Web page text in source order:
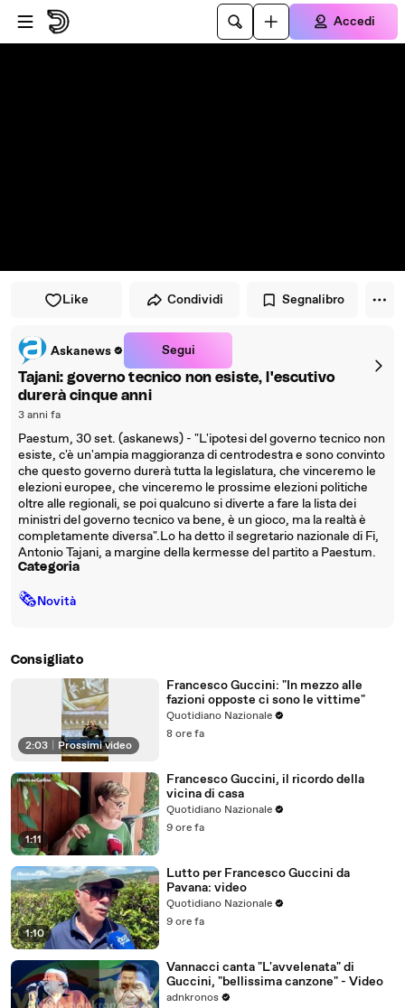
Vai al lettore
Passa al contenuto principale
Accedi
Like Condividi Segnalibro
Askanews Segui
Tajani: governo tecnico non esiste, l'escutivo
durerà cinque anni
3 anni fa
Paestum, 30 set. (askanews) - "L'ipotesi del governo tecnico non
esiste, c'è un'ampia maggioranza di centrodestra e sono convinto
che questo governo durerà tutta la legislatura, che vinceremo le
elezioni europee, che vinceremo le prossime elezioni politiche
oltre alle regionali, se poi qualcuno si diverte a fare la lista dei
ministri del governo tecnico va bene, è un gioco, ma la realtà è
completamente diversa".Lo ha detto il segretario nazionale di Fi,
Antonio Tajani, a margine della kermesse del partito a Paestum.
Categoria
🗞Novità
Consigliato
2:03 Prossimi video
Francesco Guccini: "In mezzo alle
fazioni opposte ci sono le vittime"
Quotidiano Nazionale
8 ore fa
1:11
Francesco Guccini, il ricordo della
vicina di casa
Quotidiano Nazionale
9 ore fa
1:10
Lutto per Francesco Guccini da
Pavana: video
Quotidiano Nazionale
9 ore fa
Vannacci canta "L'avvelenata" di
Guccini, "bellissima canzone" - Video
adnkronos